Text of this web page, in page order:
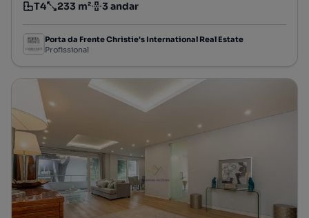
Tipologia
T4
Preço por metro quadrado
233 m²
Andar 3 andar
Porta da Frente Christie's International Real Estate
Profissional